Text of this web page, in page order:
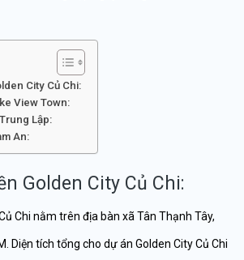
City Củ Chi:
View Town:
Lập:
An:
Golden City Củ Chi:
Chi nằm trên địa bàn xã Tân Thạnh Tây,
Diện tích tổng cho dự án Golden City Củ Chi